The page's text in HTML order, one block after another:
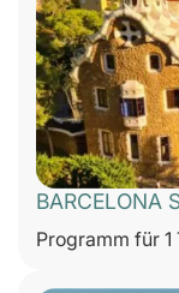
BARCELONA
Programm für 1